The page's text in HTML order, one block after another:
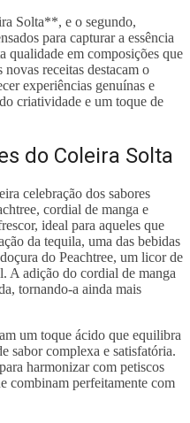
Solta**, e o segundo,
para capturar a essência
qualidade em composições que
novas receitas destacam o
experiências genuínas e
criatividade e um toque de
do Coleira Solta
celebração dos sabores
cordial de manga e
ideal para aqueles que
da tequila, uma das bebidas
do Peachtree, um licor de
A adição do cordial de manga
tornando-a ainda mais
um toque ácido que equilibra
sabor complexa e satisfatória.
harmonizar com petiscos
combinam perfeitamente com